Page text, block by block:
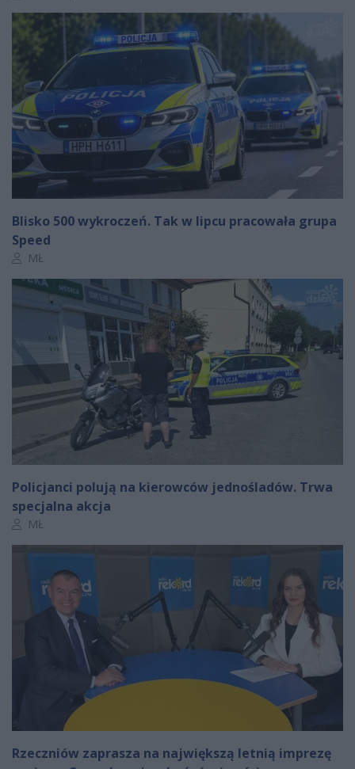
Blisko 500 wykroczeń. Tak w lipcu pracowała grupa
Speed
Autor artykułu:
MŁ
Policjanci polują na kierowców jednośladów. Trwa
specjalna akcja
Autor artykułu:
MŁ
Rzeczniów zaprasza na największą letnią imprezę